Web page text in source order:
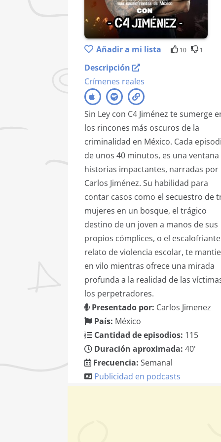
Añadir a mi lista 10 1
Descripción
Crímenes reales
Sin Ley con C4 Jiménez te sumerge
los rincones más oscuros de la
criminalidad en México. Cada
de unos 40 minutos, es una ventana
historias impactantes, narradas por
Carlos Jiménez. Su habilidad para
contar casos como el secuestro de
mujeres en un bosque, el trágico
destino de un joven a manos de sus
propios cómplices, o el escalofriante
relato de violencia escolar, te
en vilo mientras ofrece una mirada
profunda a la realidad de las
los perpetradores.
Presentado por: Carlos Jimenez
País: México
Cantidad de episodios: 115
Duración aproximada: 40'
Frecuencia: Semanal
Publicidad en podcasts